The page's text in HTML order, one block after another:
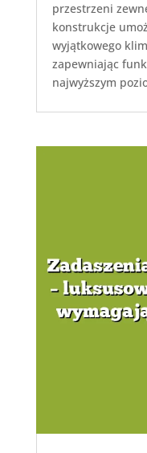
przestrzeni
konstrukcje
wyjątkowego
zapewniając
najwyższym